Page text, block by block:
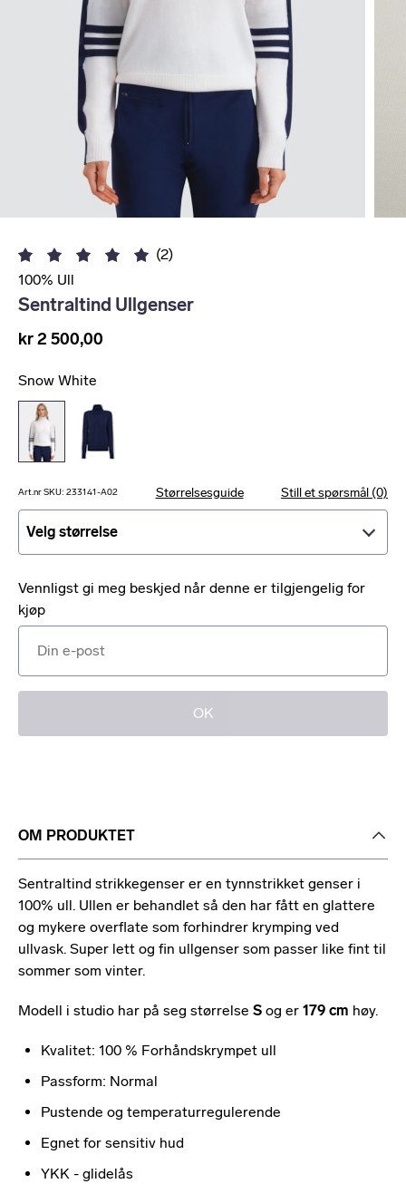
(2)
100% Ull
Sentraltind Ullgenser
kr 2 500,00
Snow White
Art.nr SKU: 233141-A02 Størrelsesguide Still et spørsmål (0)
Velg størrelse
Vennligst gi meg beskjed når denne er tilgjengelig for
kjøp
OK
OM PRODUKTET
Sentraltind strikkegenser er en tynnstrikket genser i
100% ull. Ullen er behandlet så den har fått en glattere
og mykere overflate som forhindrer krymping ved
ullvask. Super lett og fin ullgenser som passer like fint til
sommer som vinter.
Modell i studio har på seg størrelse S og er 179 cm høy.
Kvalitet: 100 % Forhåndskrympet ull
Passform: Normal
Pustende og temperaturregulerende
Egnet for sensitiv hud
YKK - glidelås